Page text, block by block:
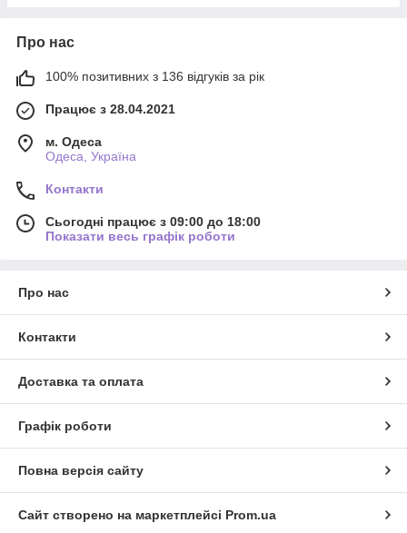
Про нас
100% позитивних з 136 відгуків за рік
Працює з 28.04.2021
м. Одеса
Одеса, Україна
Контакти
Сьогодні працює з 09:00 до 18:00
Показати весь графік роботи
Про нас
Контакти
Доставка та оплата
Графік роботи
Повна версія сайту
Сайт створено на маркетплейсі Prom.ua